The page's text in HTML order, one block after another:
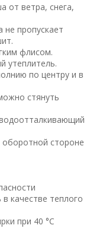
от ветра, снега,
пропускает
флисом.
утеплитель.
по центру и в
стянуть
оборотной стороне
качестве теплого
при 40 °C